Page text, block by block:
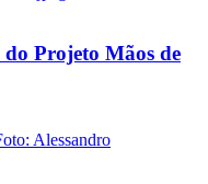
Projeto Mãos de